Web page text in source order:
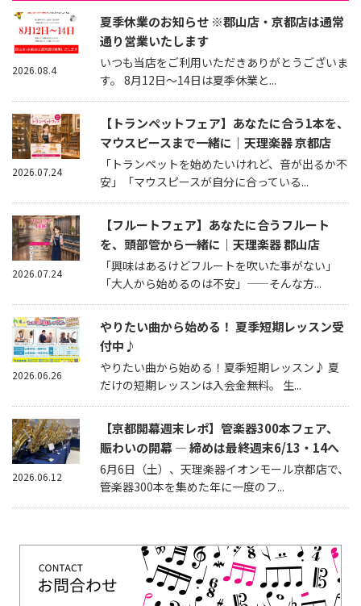
夏季休業のお知らせ ※郡山店・京都店は通常
通り営業いたします
いつも当店をご利用いただきありがとうございま
す。 8月12日～14日は夏季休業と...
2026.08.4
【トランペットフェア】あなたに合う1本を、
マウスピースまで一緒に｜天理楽器 京都店
「トランペットを始めたいけれど、音が出るか不
安」「マウスピースが自分に合っている...
2026.07.24
【フルートフェア】あなたに合うフルート
を、頭部管から一緒に｜天理楽器 郡山店
「興味はあるけどフルートを吹いた事がない」
「大人から始めるのは不安」——そんな方...
2026.07.24
やりたい曲から始める！ 夏季短期レッスン受
付中♪
やりたい曲から始める！夏季短期レッスン♪ 夏
だけの短期レッスンは入会金無料。 生...
2026.06.26
【京都開幕週末レポ】管楽器300本フェア、
賑わいの開幕 — 締めは最終週末6/13・14へ
6月6日（土）、天理楽器イオンモール京都店で、
管楽器300本を集めた年に一度のフ...
2026.06.12